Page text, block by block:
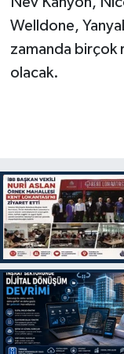
Welldone,
zamanda birçok
olacak.